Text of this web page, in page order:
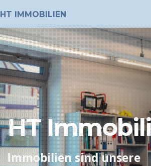
HT IMMOBILIEN
HT
Immobilien sind unsere